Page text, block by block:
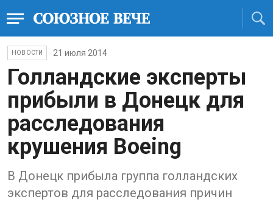
НОВОСТИ 21 июля 2014
Голландские эксперты
прибыли в Донецк для
расследования
крушения Boeing
В Донецк прибыла группа голландских
экспертов для расследования причин